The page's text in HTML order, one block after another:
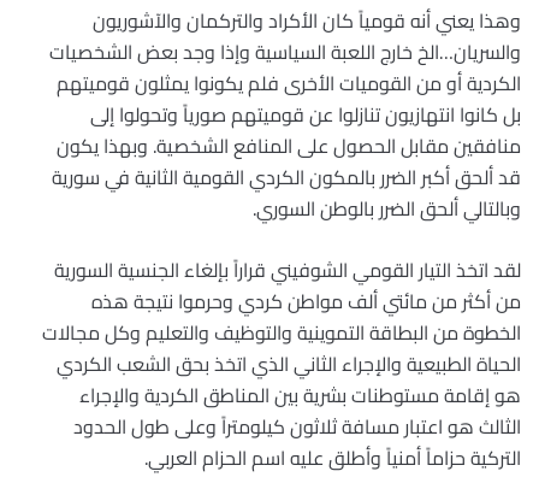
وهذا يعني أنه قومياً كان الأكراد والتركمان والآشوريون
والسريان…الخ خارج اللعبة السياسية وإذا وجد بعض الشخصيات
الكردية أو من القوميات الأخرى فلم يكونوا يمثلون قوميتهم
بل كانوا انتهازيون تنازلوا عن قوميتهم صورياً وتحولوا إلى
منافقين مقابل الحصول على المنافع الشخصية. وبهذا يكون
قد ألحق أكبر الضرر بالمكون الكردي القومية الثانية في سورية
وبالتالي ألحق الضرر بالوطن السوري.
لقد اتخذ التيار القومي الشوفيني قراراً بإلغاء الجنسية السورية
من أكثر من مائتي ألف مواطن كردي وحرموا نتيجة هذه
الخطوة من البطاقة التموينية والتوظيف والتعليم وكل مجالات
الحياة الطبيعية والإجراء الثاني الذي اتخذ بحق الشعب الكردي
هو إقامة مستوطنات بشرية بين المناطق الكردية والإجراء
الثالث هو اعتبار مسافة ثلاثون كيلومتراً وعلى طول الحدود
التركية حزاماً أمنياً وأطلق عليه اسم الحزام العربي.